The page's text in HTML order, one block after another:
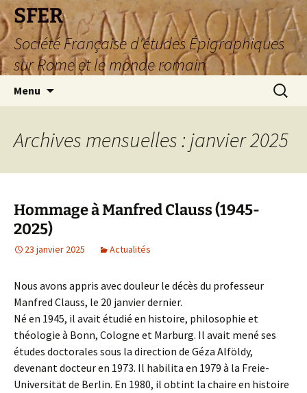
SFER
Société Française d'études Épigraphiques
sur Rome et le monde romain
Menu
Archives mensuelles : janvier 2025
Hommage à Manfred Clauss (1945-
2025)
23 janvier 2025 Actualités
Nous avons appris avec douleur le décès du professeur
Manfred Clauss, le 20 janvier dernier.
Né en 1945, il avait étudié en histoire, philosophie et
théologie à Bonn, Cologne et Marburg. Il avait mené ses
études doctorales sous la direction de Géza Alföldy,
devenant docteur en 1973. Il habilita en 1979 à la Freie-
Universität de Berlin. En 1980, il obtint la chaire en histoire